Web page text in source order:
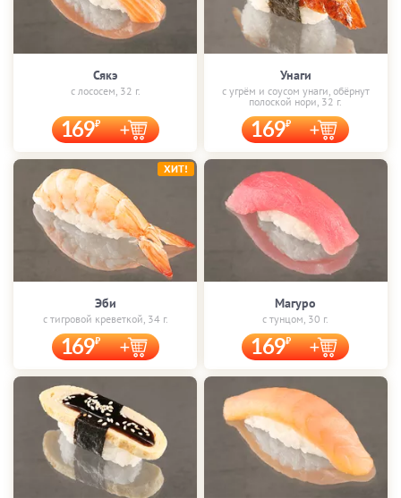
Сякэ
с лососем, 32 г.
169
Унаги
с угрём и соусом унаги, обёрнут
полоской нори, 32 г.
169
Эби
с тигровой креветкой, 34 г.
169
ХИТ!
Магуро
с тунцом, 30 г.
169